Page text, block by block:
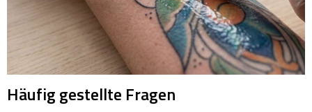
Häufig gestellte Fragen